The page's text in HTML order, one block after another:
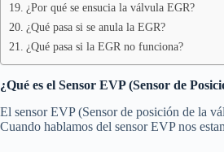
¿Por qué se ensucia la válvula EGR?
¿Qué pasa si se anula la EGR?
¿Qué pasa si la EGR no funciona?
¿Qué es el Sensor EVP (Sensor de
El sensor EVP (Sensor de posición de la
Cuando hablamos del sensor EVP nos